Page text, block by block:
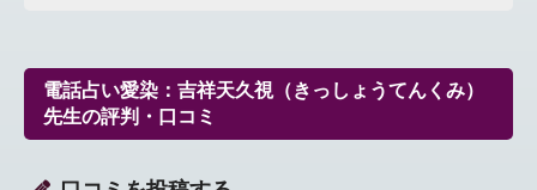
ー
シ
ョ
電話占い愛染：吉祥天久視（きっしょうてんくみ）
先生の評判・口コミ